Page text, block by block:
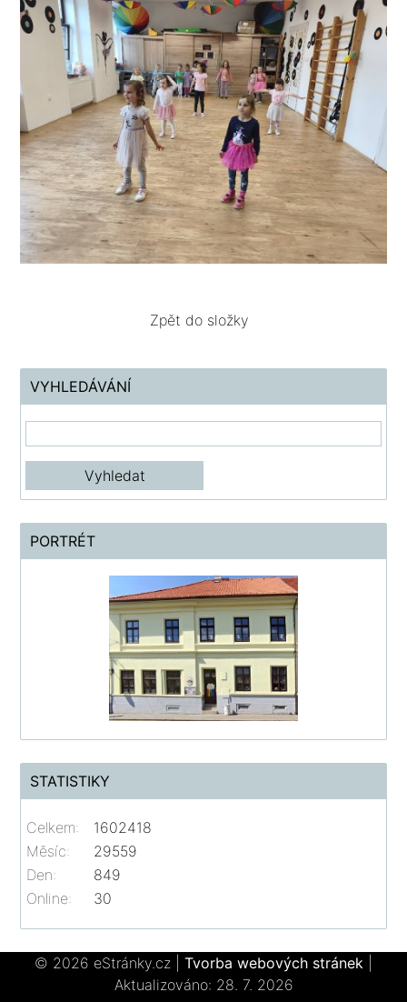
Zpět do složky
VYHLEDÁVÁNÍ
PORTRÉT
STATISTIKY
Online: 30
Celkem:
1602418
Měsíc:
29559
Den:
849
© 2026 eStránky.cz Tvorba webových stránek
Aktualizováno: 28. 7. 2026